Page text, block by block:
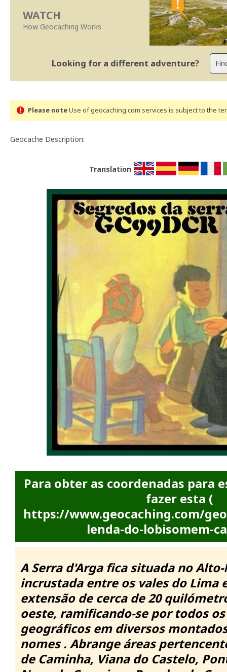
WATCH
How Geocaching Works
Looking for a different adventure?
Please noteUse of geocaching.com services is subject to the
Geocache Description:
Translation
Para obter as coordenadas para
fazer esta (
https://www.geocaching.com/
lenda-do-lobisomem-
A Serra d'Arga fica situada no
incrustada entre os vales do Lima
extensão de cerca de 20
oeste, ramificando-se por todos
geográficos em diversos
nomes . Abrange áreas
de Caminha, Viana do Castelo,